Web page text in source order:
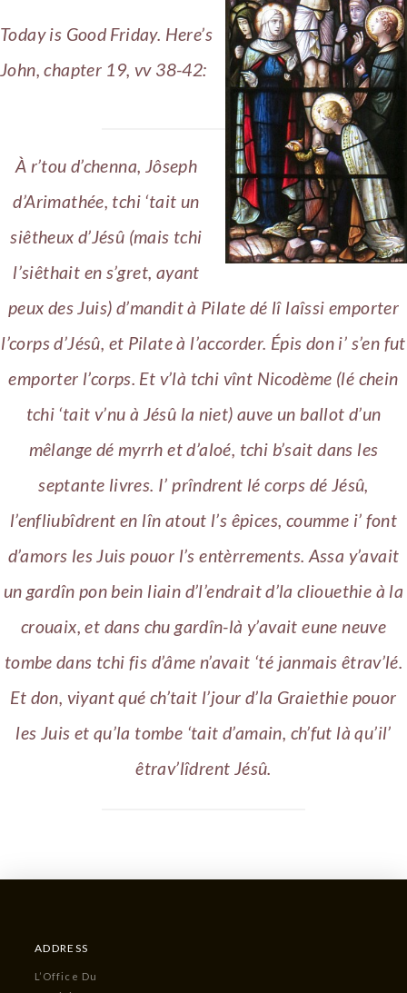
Today is Good Friday. Here’s
John, chapter 19, vv 38-42:
À r’tou d’chenna, Jôseph
d’Arimathée, tchi ‘tait un
siêtheux d’Jésû (mais tchi
l’siêthait en s’gret, ayant
peux des Juis) d’mandit à Pilate dé lî laîssi emporter
l’corps d’Jésû, et Pilate à l’accorder. Épis don i’ s’en fut
emporter l’corps. Et v’là tchi vînt Nicodème (lé chein
tchi ‘tait v’nu à Jésû la niet) auve un ballot d’un
mêlange dé myrrh et d’aloé, tchi b’sait dans les
septante livres. I’ prîndrent lé corps dé Jésû,
l’enfliubîdrent en lîn atout l’s êpices, coumme i’ font
d’amors les Juis pouor l’s entèrrements. Assa y’avait
un gardîn pon bein liain d’l’endrait d’la cliouethie à la
crouaix, et dans chu gardîn-là y’avait eune neuve
tombe dans tchi fis d’âme n’avait ‘té janmais êtrav’lé.
Et don, viyant qué ch’tait l’jour d’la Graiethie pouor
les Juis et qu’la tombe ‘tait d’amain, ch’fut là qu’il’
êtrav’lîdrent Jésû.
ADDRESS
L’Office Du